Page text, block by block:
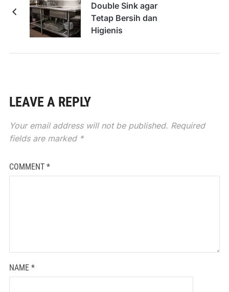
Double Sink agar
Tetap Bersih dan
Higienis
LEAVE A REPLY
Your email address will not be published. Required
fields are marked *
COMMENT *
NAME *